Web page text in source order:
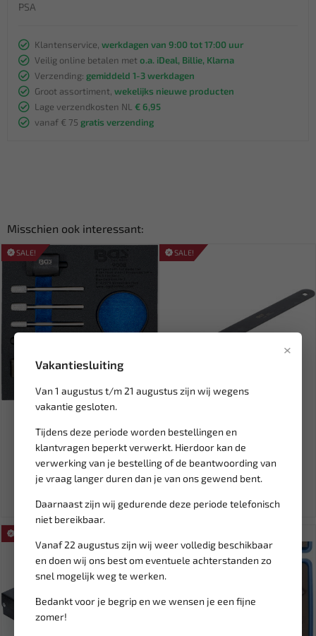
×
Vakantiesluiting
Van 1 augustus t/m 21 augustus zijn wij wegens
vakantie gesloten.
Tijdens deze periode worden bestellingen en
klantvragen beperkt verwerkt. Hierdoor kan de
verwerking van je bestelling of de beantwoording van
je vraag langer duren dan je van ons gewend bent.
Daarnaast zijn wij gedurende deze periode telefonisch
niet bereikbaar.
Vanaf 22 augustus zijn wij weer volledig beschikbaar
en doen wij ons best om eventuele achterstanden zo
snel mogelijk weg te werken.
Bedankt voor je begrip en we wensen je een fijne
zomer!
PSA
Klantenservice, werkdagen van 9:00 tot 17:00 uur
Veilig online betalen met o.a. iDeal, Billie, Klarna
Verzending: gemiddeld 1-3 werkdagen
Groot assortiment, wekelijks nieuwe producten
Lage verzendkosten NL € 6,95
vanaf € 75 gratis verzending
Misschien ook interessant:
SALE!
Leverbaar
BGS Timingset distributie
Jaguar, Land Rover 2.7,...
84,38
99,27
Ex. btw: € 69,73
SALE!
Leverbaar
raamlifter voor BMW E60,
E81,...
35,29
41,52
Ex. btw: € 29,16